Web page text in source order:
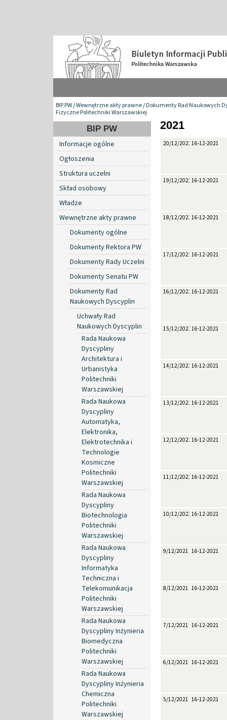
BIP PW/Wewnętrzne akty prawne/Dokumenty Rad Naukowych
Fizyczne Politechniki Warszawskiej
BIP PW
Informacje ogólne
Ogłoszenia
Struktura uczelni
Skład osobowy
Władze
Wewnętrzne akty prawne
Dokumenty ogólne
Dokumenty Rektora PW
Dokumenty Rady Uczelni
Dokumenty Senatu PW
Dokumenty Rad
Naukowych Dyscyplin
Uchwały Rad
Naukowych Dyscyplin
Rada Naukowa
Dyscypliny
Architektura i
Urbanistyka
Politechniki
Warszawskiej
Rada Naukowa
Dyscypliny
Automatyka,
Elektronika,
Elektrotechnika i
Technologie
Kosmiczne
Politechniki
Warszawskiej
Rada Naukowa
Dyscypliny
Biotechnologia
Politechniki
Warszawskiej
Rada Naukowa
Dyscypliny
Informatyka
Techniczna i
Telekomunikacja
Politechniki
Warszawskiej
Rada Naukowa
Dyscypliny Inżynieria
Biomedyczna
Politechniki
Warszawskiej
Rada Naukowa
Dyscypliny Inżynieria
Chemiczna
Politechniki
Warszawskiej
2021
20/12/2021 16-12-2021
19/12/2021 16-12-2021
18/12/2021 16-12-2021
17/12/2021 16-12-2021
16/12/2021 16-12-2021
15/12/2021 16-12-2021
14/12/2021 16-12-2021
13/12/2021 16-12-2021
12/12/2021 16-12-2021
11/12/2021 16-12-2021
10/12/2021 16-12-2021
9/12/2021 16-12-2021
8/12/2021 16-12-2021
7/12/2021 16-12-2021
6/12/2021 16-12-2021
5/12/2021 16-12-2021